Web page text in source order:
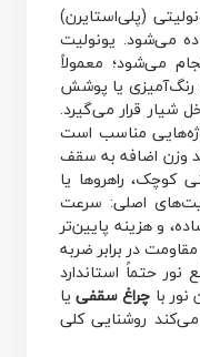
(پلی‌استایرن)
می‌شود. یونولیت
می‌شود؛ معمولاً
یا پوشش
شیار قرار می‌گیرد.
مناسب است
وزن اضافه به سقف
کوچک، راهروها یا
اصلی: سرعت
و هزینه پایین‌تر
در برابر ضربه
حتماً استاندارد
با چراغ سقفییا
روشنایی کلی